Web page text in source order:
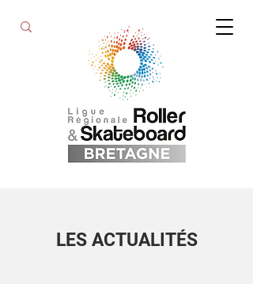
LES ACTUALITÉS